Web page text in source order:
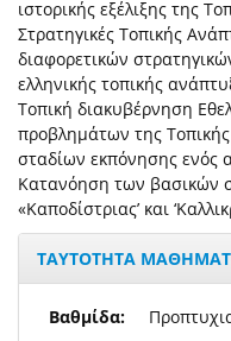
ιστορικής εξέλιξης της
Στρατηγικές Τοπικής
διαφορετικών
ελληνικής τοπικής
Τοπική διακυβέρνηση
προβλημάτων της
σταδίων εκπόνησης ενός
Κατανόηση των βασικών
«Καποδίστριας’ και
ΤΑΥΤΟΤΗΤΑ
Βαθμίδα: